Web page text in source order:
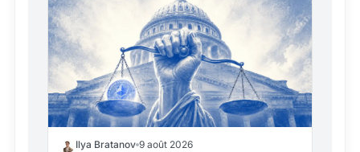
Ilya Bratanov 9 août 2026